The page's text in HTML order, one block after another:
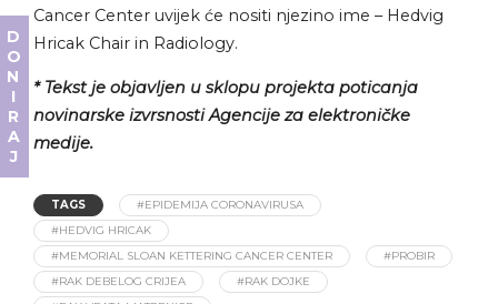
Cancer Center uvijek će nositi njezino ime – Hedvig
Hricak Chair in Radiology.
* Tekst je objavljen u sklopu projekta poticanja
novinarske izvrsnosti Agencije za elektroničke
medije.
TAGS
#EPIDEMIJA CORONAVIRUSA
#HEDVIG HRICAK
#MEMORIAL SLOAN KETTERING CANCER CENTER
#PROBIR
#RAK DEBELOG CRIJEA
#RAK DOJKE
DONIRAJ